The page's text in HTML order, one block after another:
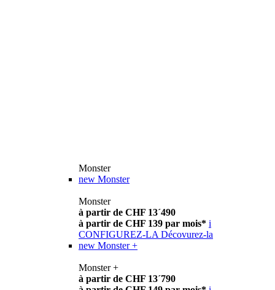
Monster
new Monster
Monster
à partir de CHF 13´490
à partir de CHF 139 par mois* i
CONFIGUREZ-LA Décovurez-la
new Monster +
Monster +
à partir de CHF 13´790